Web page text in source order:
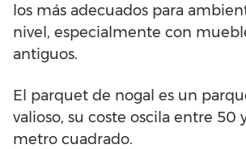
los más adecuados para
nivel, especialmente con
antiguos.
El parquet de nogal es un
valioso, su coste oscila entre 50
metro cuadrado.